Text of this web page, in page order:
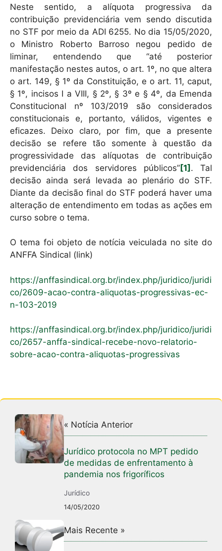
Neste sentido, a alíquota progressiva da
contribuição previdenciária vem sendo discutida
no STF por meio da ADI 6255. No dia 15/05/2020,
o Ministro Roberto Barroso negou pedido de
liminar, entendendo que “até posterior
manifestação nestes autos, o art. 1º, no que altera
o art. 149, § 1º da Constituição, e o art. 11, caput,
§ 1º, incisos I a VIII, § 2º, § 3º e § 4º, da Emenda
Constitucional nº 103/2019 são considerados
constitucionais e, portanto, válidos, vigentes e
eficazes. Deixo claro, por fim, que a presente
decisão se refere tão somente à questão da
progressividade das alíquotas de contribuição
previdenciária dos servidores públicos”[1]. Tal
decisão ainda será levada ao plenário do STF.
Diante da decisão final do STF poderá haver uma
alteração de entendimento em todas as ações em
curso sobre o tema.
O tema foi objeto de notícia veiculada no site do
ANFFA Sindical (link)
https://anffasindical.org.br/index.php/juridico/juridi
co/2609-acao-contra-aliquotas-progressivas-ec-
n-103-2019
https://anffasindical.org.br/index.php/juridico/juridi
co/2657-anffa-sindical-recebe-novo-relatorio-
sobre-acao-contra-aliquotas-progressivas
« Notícia Anterior
Jurídico protocola no MPT pedido
de medidas de enfrentamento à
pandemia nos frigoríficos
Jurídico
14/05/2020
Mais Recente »